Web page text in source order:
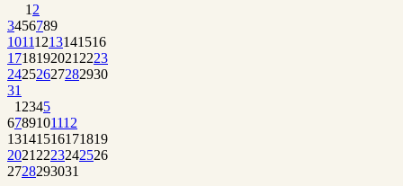
1 2
3456789
10111213141516
1718192021 2223
24252627282930
31
1 2345
6789101112
13141516171819
2021 2223242526
2728293031